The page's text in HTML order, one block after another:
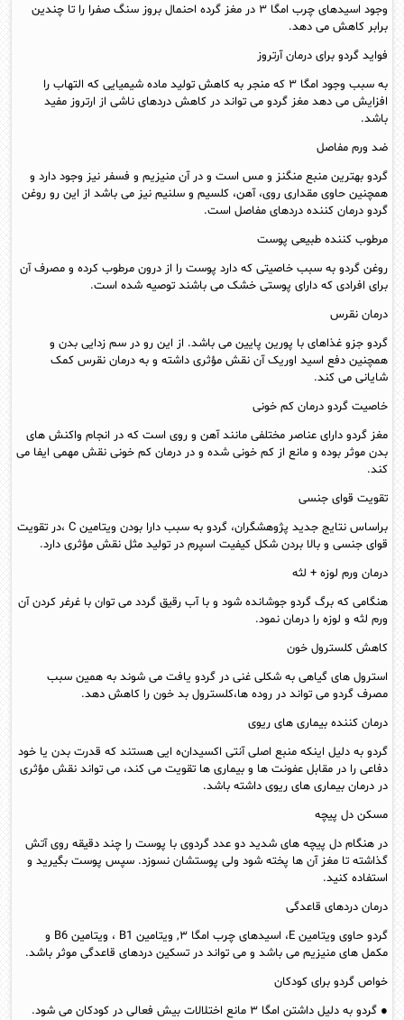
وجود اسیدهای چرب امگا ۳ در مغز گرده احنمال بروز سنگ صفرا را تا چندین
برابر کاهش می دهد.
فواید گردو برای درمان آرتروز
به سبب وجود امگا ۳ که منجر به کاهش تولید ماده شیمیایی که التهاب را
افزایش می دهد مغز گردو می تواند در کاهش دردهای ناشی از ارتروز مفید
باشد.
ضد ورم مفاصل
گردو بهترین منبع منگنز و مس است و در آن منیزیم و فسفر نیز وجود دارد و
همچنین حاوی مقداری روی، آهن، کلسیم و سلنیم نیز می باشد از این رو روغن
گردو درمان کننده دردهای مفاصل است.
مرطوب کننده طبیعی پوست
روغن گردو به سبب خاصیتی که دارد پوست را از درون مرطوب کرده و مصرف آن
برای افرادی که دارای پوستی خشک می باشند توصیه شده است.
درمان نقرس
گردو جزو غذاهای با پورین پایین می باشد. از این رو در سم زدایی بدن و
همچنین دفع اسید اوریک آن نقش مؤثری داشته و به درمان نقرس کمک
شایانی می کند.
خاصیت گردو درمان کم خونی
مغز گردو دارای عناصر مختلفی مانند آهن و روی است که در انجام واکنش های
بدن موثر بوده و مانع از کم خونی شده و در درمان کم خونی نقش مهمی ایفا می
کند.
تقویت قوای جنسی
براساس نتایج جدید پژوهشگران، گردو به سبب دارا بودن ویتامین C ،در تقویت
قوای جنسی و بالا بردن شکل کیفیت اسپرم در تولید مثل نقش مؤثری دارد.
درمان ورم لوزه + لثه
هنگامی که برگ گردو جوشانده شود و با آب رقیق گردد می توان با غرغر کردن آن
ورم لثه و لوزه را درمان نمود.
کاهش کلسترول خون
استرول های گیاهی به شکلی غنی در گردو یافت می شوند به همین سبب
مصرف گردو می تواند در روده ها،کلسترول بد خون را کاهش دهد.
درمان کننده بیماری های ریوی
گردو به دلیل اینکه منبع اصلی آنتی اکسیدان‌ه ایی هستند که قدرت بدن یا خود
دفاعی را در مقابل عفونت‌ ها و بیماری‌ ها تقویت می‌ کند، می تواند نقش مؤثری
در درمان بیماری های ریوی داشته باشد.
مسکن دل پیچه
در هنگام دل پیچه های شدید دو عدد گردوی با پوست را چند دقیقه روی آتش
گذاشته تا مغز آن ها پخته شود ولی پوستشان نسوزد. سپس پوست بگیرید و
استفاده کنید.
درمان دردهای قاعدگی
گردو حاوی ویتامین E، اسیدهای چرب امگا ۳, ویتامین B1 ، ویتامین B6 و
مکمل های منیزیم می باشد و می تواند در تسکین دردهای قاعدگی موثر باشد.
خواص گردو برای کودکان
● گردو به دلیل داشتن امگا ۳ مانع اختلالات بیش فعالی در کودکان می شود.